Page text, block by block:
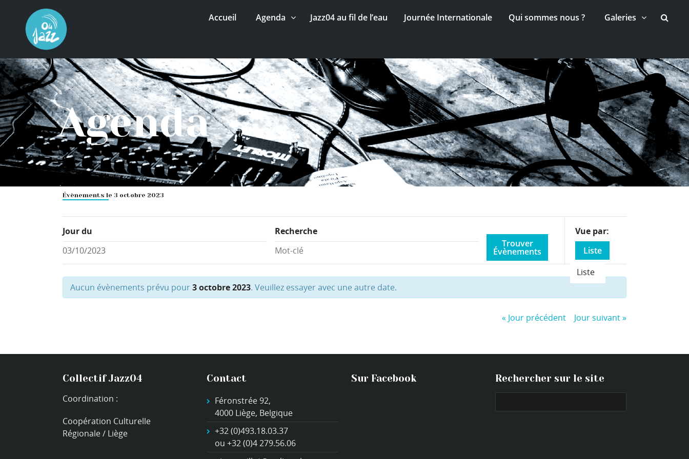
Accueil Agenda Jazz04 au fil de l’eau Journée Internationale Qui sommes nous ? Galeries
Agenda
Évènements le 3 octobre 2023
Event
Views
Navigation
Vue par
Liste
Liste
Jour du Recherche
Aucun évènements prévu pour3 octobre 2023. Veuillez essayer avec une autre date.
« Jour précédent Jour suivant»
Collectif Jazz04
Coordination :
Coopération Culturelle
Régionale / Liège
Contact
Féronstrée 92,
4000 Liège, Belgique
+32 (0)493.18.03.37
ou +32 (0)4 279.56.06
Sur Facebook Rechercher sur le site